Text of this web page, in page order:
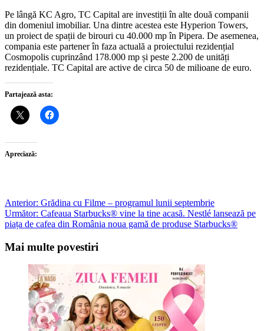
Pe lângă KC Agro, TC Capital are investiții în alte două companii
din domeniul imobiliar. Una dintre acestea este Hyperion Towers,
un proiect de spații de birouri cu 40.000 mp în Pipera. De asemenea,
compania este partener în faza actuală a proiectului rezidențial
Cosmopolis cuprinzând 178.000 mp și peste 2.200 de unități
rezidențiale. TC Capital are active de circa 50 de milioane de euro.
Partajează asta:
Apreciază:
Post
navigation
Anterior: Grădina cu Filme – programul lunii septembrie
Următor: Cafeaua Starbucks® vine la tine acasă. Nestlé lansează pe
piața de cafea din România noua gamă de produse Starbucks®
Mai multe povestiri